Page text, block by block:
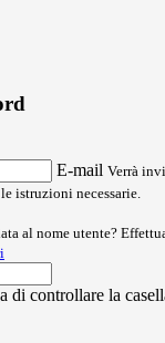
E-mail Verrà
istruzioni necessarie.
al nome utente?
di controllare la